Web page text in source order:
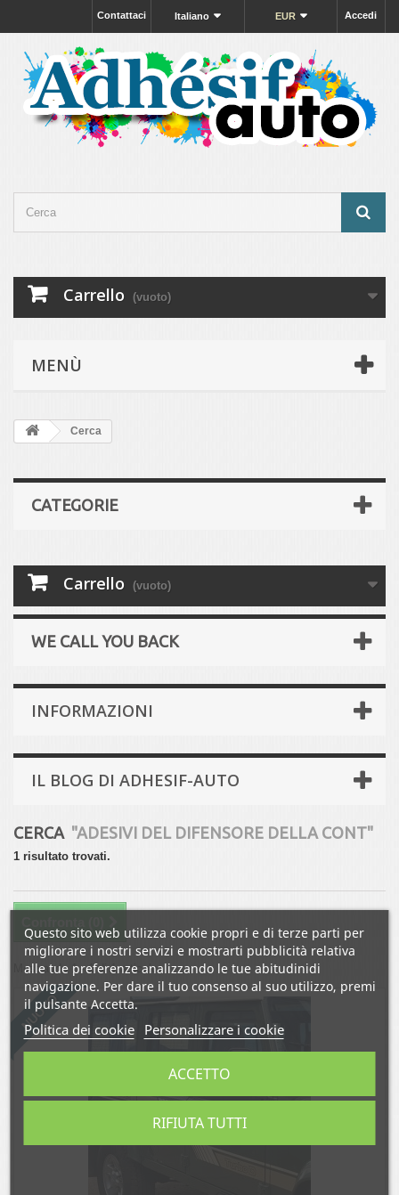
Accedi
EUR
Italiano
Contattaci
Carrello (vuoto)
MENÙ
Cerca
CATEGORIE
Carrello (vuoto)
WE CALL YOU BACK
INFORMAZIONI
IL BLOG DI ADHESIF-AUTO
CERCA "ADESIVI DEL DIFENSORE DELLA CONT"
1 risultato trovati.
Mostrando 1 - 1 di 1 articolo
NUOVO
Questo sito web utilizza cookie propri e di terze parti per
migliorare i nostri servizi e mostrarti pubblicità relativa
alle tue preferenze analizzando le tue abitudinidi
navigazione. Per dare il tuo consenso al suo utilizzo, premi
il pulsante Accetta.
Politica dei cookie Personalizzare i cookie
RIFIUTA TUTTI
ACCETTO